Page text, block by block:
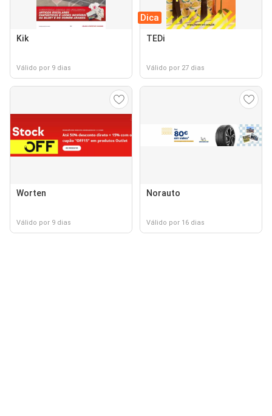
Kik
Válido por 9 dias
Dica
TEDi
Válido por 27 dias
Worten
Válido por 9 dias
Norauto
Válido por 16 dias